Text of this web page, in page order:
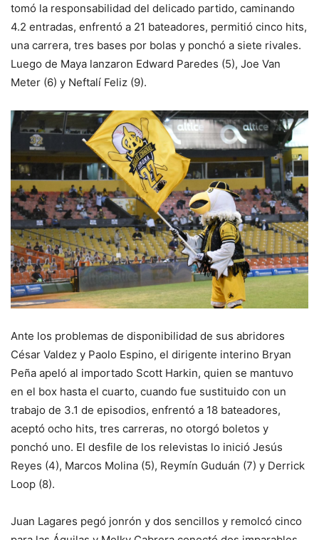
tomó la responsabilidad del delicado partido, caminando
4.2 entradas, enfrentó a 21 bateadores, permitió cinco hits,
una carrera, tres bases por bolas y ponchó a siete rivales.
Luego de Maya lanzaron Edward Paredes (5), Joe Van
Meter (6) y Neftalí Feliz (9).
Ante los problemas de disponibilidad de sus abridores
César Valdez y Paolo Espino, el dirigente interino Bryan
Peña apeló al importado Scott Harkin, quien se mantuvo
en el box hasta el cuarto, cuando fue sustituido con un
trabajo de 3.1 de episodios, enfrentó a 18 bateadores,
aceptó ocho hits, tres carreras, no otorgó boletos y
ponchó uno. El desfile de los relevistas lo inició Jesús
Reyes (4), Marcos Molina (5), Reymín Guduán (7) y Derrick
Loop (8).
Juan Lagares pegó jonrón y dos sencillos y remolcó cinco